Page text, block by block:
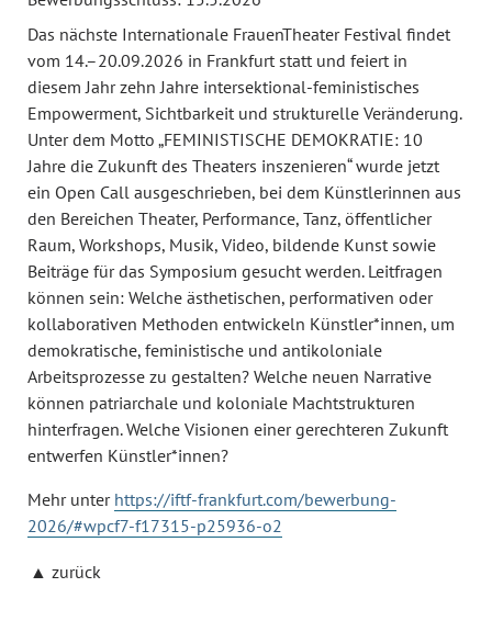
Das nächste Internationale FrauenTheater Festival findet
vom 14.–20.09.2026 in Frankfurt statt und feiert in
diesem Jahr zehn Jahre intersektional-feministisches
Empowerment, Sichtbarkeit und strukturelle Veränderung.
Unter dem Motto „FEMINISTISCHE DEMOKRATIE: 10
Jahre die Zukunft des Theaters inszenieren“ wurde jetzt
ein Open Call ausgeschrieben, bei dem Künstlerinnen aus
den Bereichen Theater, Performance, Tanz, öffentlicher
Raum, Workshops, Musik, Video, bildende Kunst sowie
Beiträge für das Symposium gesucht werden. Leitfragen
können sein: Welche ästhetischen, performativen oder
kollaborativen Methoden entwickeln Künstler*innen, um
demokratische, feministische und antikoloniale
Arbeitsprozesse zu gestalten? Welche neuen Narrative
können patriarchale und koloniale Machtstrukturen
hinterfragen. Welche Visionen einer gerechteren Zukunft
entwerfen Künstler*innen?
Mehr unter https://iftf-frankfurt.com/bewerbung-
2026/#wpcf7-f17315-p25936-o2
zurück